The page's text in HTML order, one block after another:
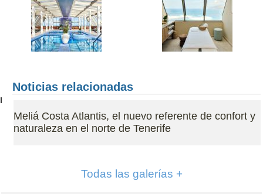
Noticias relacionadas
Meliá Costa Atlantis, el nuevo referente de confort y
naturaleza en el norte de Tenerife
Todas las galerías +